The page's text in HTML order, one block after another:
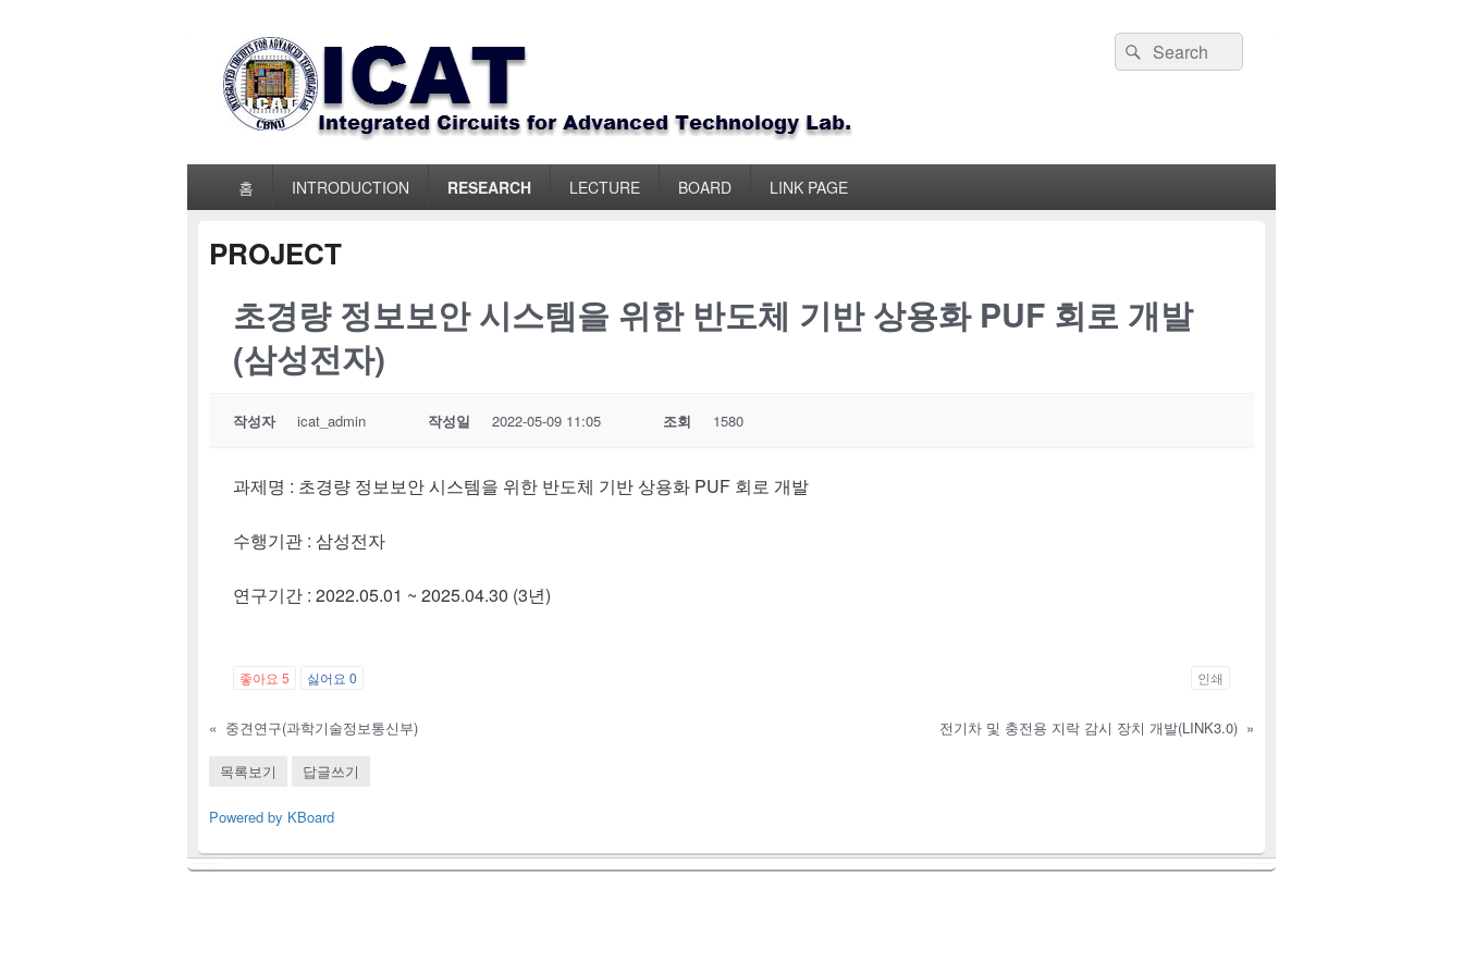
ICAT_LAB
Search
for:
Search
홈 INTRODUCTION RESEARCH LECTURE BOARD LINK PAGE
PROJECT
초경량 정보보안 시스템을 위한 반도체 기반 상용화 PUF 회로 개발
(삼성전자)
작성자 icat_admin 작성일 2022-05-09 11:05 조회 1580
과제명 : 초경량 정보보안 시스템을 위한 반도체 기반 상용화 PUF 회로 개발
수행기관 : 삼성전자
연구기간 : 2022.05.01 ~ 2025.04.30 (3년)
좋아요 5 싫어요 0 인쇄
« 중견연구(과학기술정보통신부) 전기차 및 충전용 지락 감시 장치 개발(LINK3.0) »
목록보기 답글쓰기
Powered by KBoard